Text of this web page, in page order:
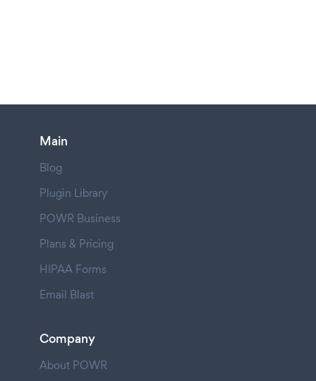
Main
Blog
Plugin Library
POWR Business
Plans & Pricing
HIPAA Forms
Email Blast
Company
About POWR